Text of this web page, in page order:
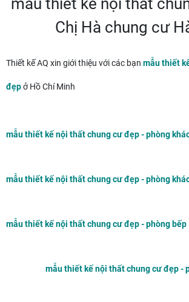
Chị Hà chung cư
Thiết kế AQ xin giới thiệu với các bạn mẫu thiết
đẹpở Hồ Chí Minh
mẫu thiết kế nội thất chung cư đẹp - phòng
mẫu thiết kế nội thất chung cư đẹp - phòng
mẫu thiết kế nội thất chung cư đẹp - phòng bếp
mẫu thiết kế nội thất chung cư đẹp -